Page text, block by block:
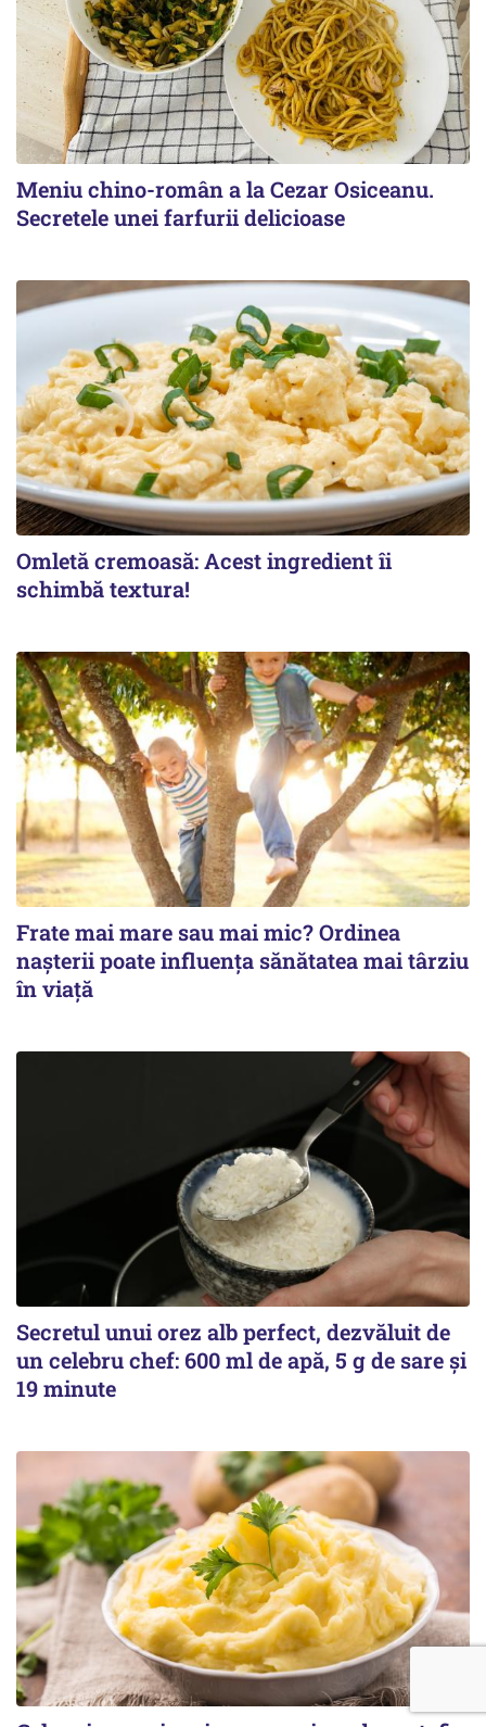
Meniu chino-român a la Cezar Osiceanu.
Secretele unei farfurii delicioase
Omletă cremoasă: Acest ingredient îi
schimbă textura!
Frate mai mare sau mai mic? Ordinea
nașterii poate influența sănătatea mai târziu
în viață
Secretul unui orez alb perfect, dezvăluit de
un celebru chef: 600 ml de apă, 5 g de sare și
19 minute